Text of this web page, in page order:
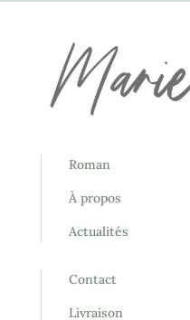
Roman
À propos
Actualités
Contact
Livraison